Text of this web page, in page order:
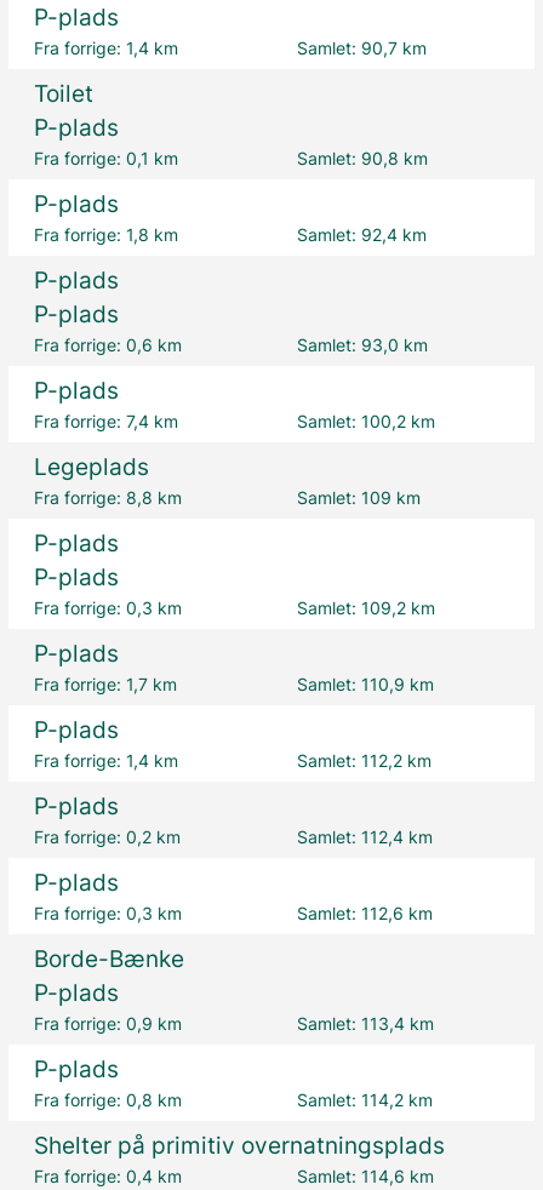
P-plads
Fra forrige:1,4 km Samlet: 90,7 km
Toilet
P-plads
Fra forrige:0,1 km Samlet: 90,8 km
P-plads
Fra forrige:1,8 km Samlet: 92,4 km
P-plads
P-plads
Fra forrige:0,6 km Samlet: 93,0 km
P-plads
Fra forrige:7,4 km Samlet: 100,2 km
Legeplads
Fra forrige:8,8 km Samlet: 109 km
P-plads
P-plads
Fra forrige:0,3 km Samlet: 109,2 km
P-plads
Fra forrige:1,7 km Samlet: 110,9 km
P-plads
Fra forrige:1,4 km Samlet: 112,2 km
P-plads
Fra forrige:0,2 km Samlet: 112,4 km
P-plads
Fra forrige:0,3 km Samlet: 112,6 km
Borde-Bænke
P-plads
Fra forrige:0,9 km Samlet: 113,4 km
P-plads
Fra forrige:0,8 km Samlet: 114,2 km
Shelter på primitiv overnatningsplads
Fra forrige:0,4 km Samlet: 114,6 km